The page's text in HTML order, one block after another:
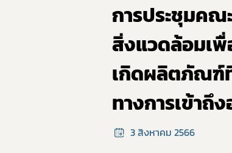
การประชุมคณ
สิ่งแวดล้อมเพื่
เกิดผลิตภัณฑ์
ทางการเข้าถึ
3 สิงหาคม 2566